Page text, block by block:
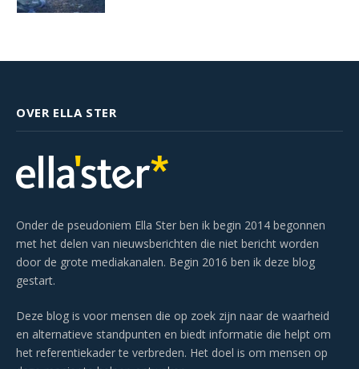
OVER ELLA STER
Onder de pseudoniem Ella Ster ben ik begin 2014 begonnen
met het delen van nieuwsberichten die niet bericht worden
door de grote mediakanalen. Begin 2016 ben ik deze blog
gestart.
Deze blog is voor mensen die op zoek zijn naar de waarheid
en alternatieve standpunten en biedt informatie die helpt om
het referentiekader te verbreden. Het doel is om mensen op